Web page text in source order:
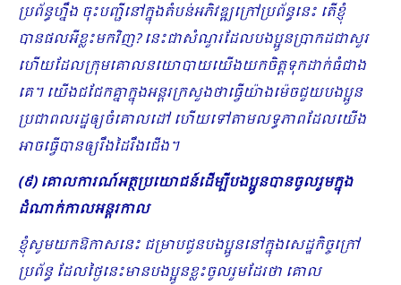
ប្រព័ន្ធហ្នឹង ចុះបញ្ជីនៅក្នុងតំបន់អភិវឌ្ឍក្រៅប្រព័ន្ធនេះ តើខ្ញុំ
បានផលអីខ្លះមកវិញ? នេះជាសំណួរដែលបងប្អូនប្រាកដជាសួរ
ហើយដែលក្រុមគោលនយោបាយយើងយកចិត្តទុកដាក់ធំជាង
គេ។ យើងជជែកគ្នាក្នុងអន្តរក្រសួងថាធ្វើយ៉ាងម៉េចជួយបងប្អូន
ប្រជាពលរដ្ឋឲ្យចំគោលដៅ ហើយទៅតាមលទ្ធភាពដែលយើង
អាចធ្វើបានឲ្យរឹងដៃរឹងជើង។
(៩) គោលការណ៍អត្ថប្រ​យោជន៍ដើម្បីបងប្អូនបានចូលរួមក្នុង
ដំណាក់កាលអន្តរកាល
ខ្ញុំសូមយកឱកាសនេះ ជម្រាបជូនបងប្អូននៅក្នុងសេដ្ឋកិច្ចក្រៅ
ប្រព័ន្ធ ដែលថ្ងៃនេះមានបងប្អូនខ្លះចូលរួមដែរថា គោល